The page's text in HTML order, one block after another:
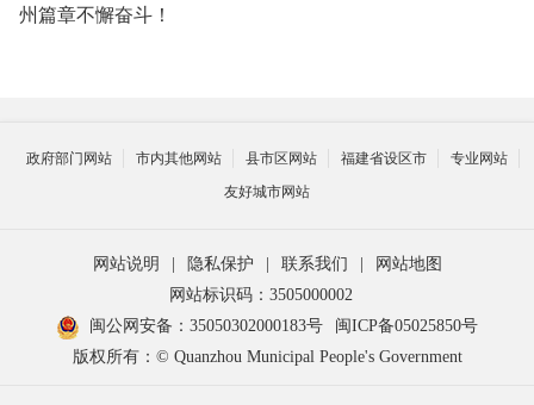
州篇章不懈奋斗！
政府部门网站 市内其他网站 县市区网站 福建省设区市
专业网站
友好城市网站
网站说明 隐私保护 联系我们
网站地图
网站标识码：3505000002
闽公网安备：35050302000183号
闽ICP备05025850号
版权所有：© Quanzhou Municipal People's Government